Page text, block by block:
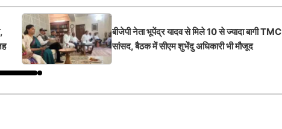
बीजेपी नेता भूपेंद्र यादव से मिले 10 से ज्यादा बागी TMC
सांसद, बैठक में सीएम शुभेंदु अधिकारी भी मौजूद